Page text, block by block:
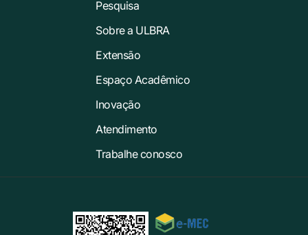
Pesquisa
Sobre a ULBRA
Extensão
Espaço Acadêmico
Inovação
Atendimento
Trabalhe conosco